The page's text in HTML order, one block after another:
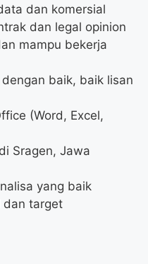
dan komersial
dan legal opinion
mampu bekerja
baik, baik lisan
(Word, Excel,
Sragen, Jawa
yang baik
dan target